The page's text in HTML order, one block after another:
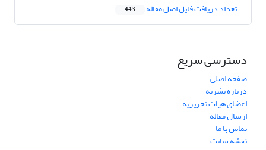
تعداد دریافت فایل اصل مقاله 443
دسترسی سریع
صفحه اصلی
درباره نشریه
اعضای هیات تحریریه
ارسال مقاله
تماس با ما
نقشه سایت